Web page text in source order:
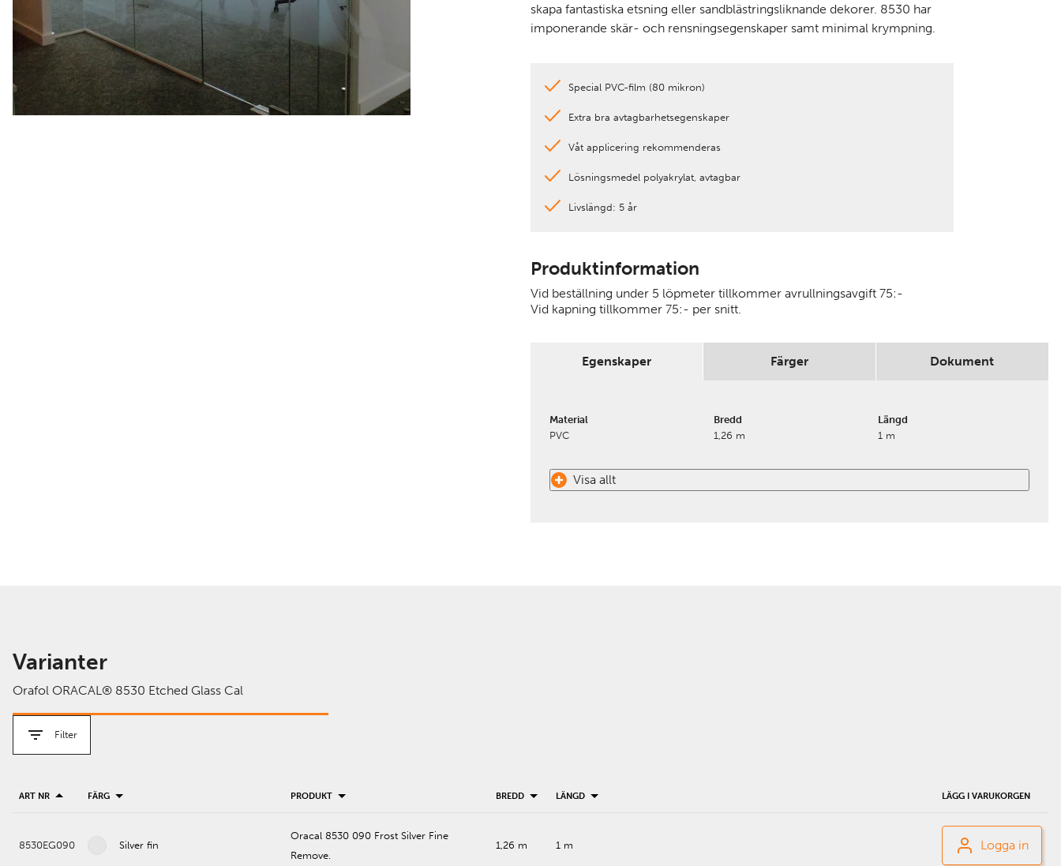
skapa fantastiska etsning eller sandblästringsliknande dekorer. 8530 har
imponerande skär- och rensningsegenskaper samt minimal krympning.
Special PVC-film (80 mikron)
Extra bra avtagbarhetsegenskaper
Våt applicering rekommenderas
Lösningsmedel polyakrylat, avtagbar
Livslängd: 5 år
Produktinformation
Vid beställning under 5 löpmeter tillkommer avrullningsavgift 75:-
Vid kapning tillkommer 75:- per snitt.
Egenskaper Färger Dokument
Material
PVC
Bredd
1,26 m
Längd
1 m
Visa allt
Varianter
Orafol ORACAL® 8530 Etched Glass Cal
Filter
ART NR FÄRG PRODUKT BREDD LÄNGD LÄGG I VARUKORGEN
8530EG090 Silver fin
Oracal 8530 090 Frost Silver Fine
Remove.
1,26 m 1 m Logga in